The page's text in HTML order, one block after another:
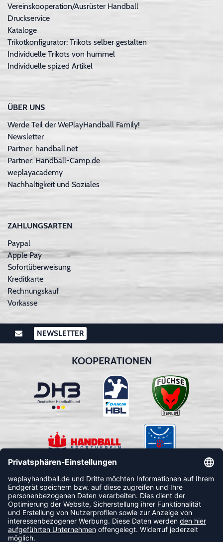
Vereinskooperation/Ausrüster Handball
Druckservice
Kataloge
Trikotkonfigurator: Trikots selber gestalten
Individuelle Trikots von hummel
Individuelle spized Artikel
ÜBER UNS
Werde Teil der WePlayHandball Family!
Newsletter
Partner: handball.net
Partner: Handball-Camp.de
weplayacademy
Nachhaltigkeit und Soziales
ZAHLUNGSARTEN
Paypal
Apple Pay
Sofortüberweisung
Kreditkarte
Rechnungskauf
Vorkasse
NEWSLETTER
KOOPERATIONEN
FOLLOW US